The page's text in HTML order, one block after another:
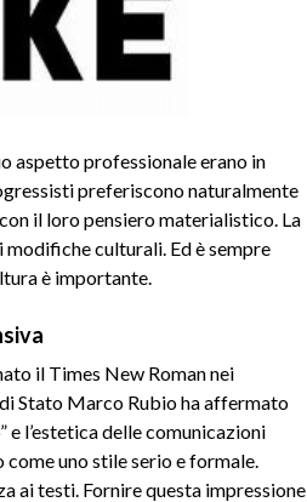
aspetto professionale erano in
preferiscono naturalmente
il loro pensiero materialistico. La
culturali. Ed è sempre
è importante.
il Times New Roman nei
Stato Marco Rubio ha affermato
l’estetica delle comunicazioni
uno stile serio e formale.
ai testi. Fornire questa impressione